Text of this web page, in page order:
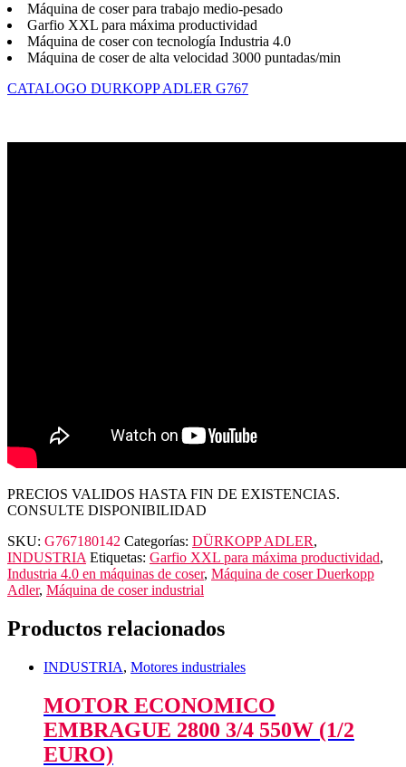
Máquina de coser para trabajo medio-pesado
Garfio XXL para máxima productividad
Máquina de coser con tecnología Industria 4.0
Máquina de coser de alta velocidad 3000 puntadas/min
CATALOGO DURKOPP ADLER G767
PRECIOS VALIDOS HASTA FIN DE EXISTENCIAS.
CONSULTE DISPONIBILIDAD
SKU: G767180142 Categorías: DÜRKOPP ADLER,
INDUSTRIA Etiquetas: Garfio XXL para máxima productividad,
Industria 4.0 en máquinas de coser, Máquina de coser Duerkopp
Adler, Máquina de coser industrial
Productos relacionados
INDUSTRIA, Motores industriales
MOTOR ECONOMICO
EMBRAGUE 2800 3/4 550W (1/2
EURO)